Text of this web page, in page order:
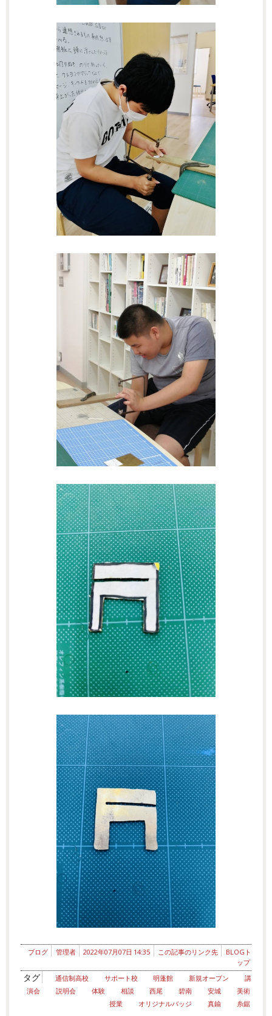
ブログ 管理者 2022年07月07日 14:35 この記事のリンク先
BLOGト
ップ
タグ 通信制高校 サポート校 明蓬館 新規オープン
講
演会
説明会 体験 相談 西尾 碧南 安城
美術
授業
オリジナルバッジ 真鍮 糸鋸